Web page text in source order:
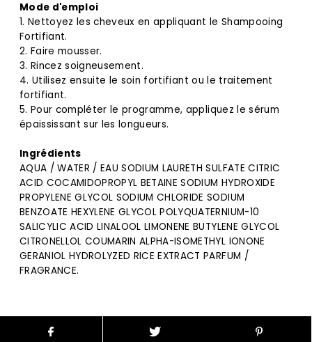
Mode d'emploi
1. Nettoyez les cheveux en appliquant le Shampooing
Fortifiant.
2. Faire mousser.
3. Rincez soigneusement.
4. Utilisez ensuite le soin fortifiant ou le traitement
fortifiant.
5. Pour compléter le programme, appliquez le sérum
épaississant sur les longueurs.
Ingrédients
AQUA / WATER / EAU SODIUM LAURETH SULFATE CITRIC
ACID COCAMIDOPROPYL BETAINE SODIUM HYDROXIDE
PROPYLENE GLYCOL SODIUM CHLORIDE SODIUM
BENZOATE HEXYLENE GLYCOL POLYQUATERNIUM-10
SALICYLIC ACID LINALOOL LIMONENE BUTYLENE GLYCOL
CITRONELLOL COUMARIN ALPHA-ISOMETHYL IONONE
GERANIOL HYDROLYZED RICE EXTRACT PARFUM /
FRAGRANCE.